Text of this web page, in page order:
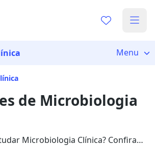
Menu
de Microbiologia
Microbiologia Clínica? Confira